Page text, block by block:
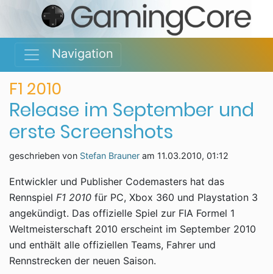
Navigation
F1 2010
Release im September und
erste Screenshots
geschrieben von Stefan Brauner am 11.03.2010, 01:12
Entwickler und Publisher Codemasters hat das
Rennspiel F1 2010 für PC, Xbox 360 und Playstation 3
angekündigt. Das offizielle Spiel zur FIA Formel 1
Weltmeisterschaft 2010 erscheint im September 2010
und enthält alle offiziellen Teams, Fahrer und
Rennstrecken der neuen Saison.